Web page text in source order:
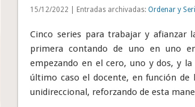
15/12/2022 | Entradas archivadas:Ordenar y
Cinco series para trabajar y afianzar
primera contando de uno en uno
empezando en el cero, uno y dos, y
último caso el docente, en función de
unidireccional, reforzando de esta